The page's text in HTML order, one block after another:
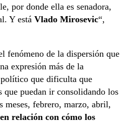
por donde ella es senadora,
Y está Vlado Mirosevic“,
fenómeno de la dispersión que
expresión más de la
que dificulta que
que puedan ir consolidando los
meses, febrero, marzo, abril,
relación con cómo los